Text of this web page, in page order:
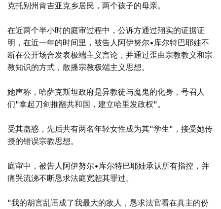
克托别州肯吉亚克乡居民，两个孩子的母亲。
在近两个半小时的庭审过程中，公诉方通过翔实的证据证
明，在近一年的时间里，被告人阿伊努尔•库尔特巴耶娃不
断在公开场合发表极端主义言论，并通过歪曲宗教教义和宗
教知识的方式，散播宗教极端主义思想。
她声称，哈萨克斯坦政府是异教徒与魔鬼的化身，号召人
们"拿起刀剑推翻共和国，建立哈里发政权"。
受其蛊惑，先后共有两名年轻女性成为其"学生"，接受她传
授的错误宗教思想。
庭审中，被告人阿伊努尔•库尔特巴耶娃承认所有指控，并
痛哭流涕不断恳求法庭宽恕其罪过。
"我的胡言乱语成了我最大的敌人，恳求法官看在真主的份